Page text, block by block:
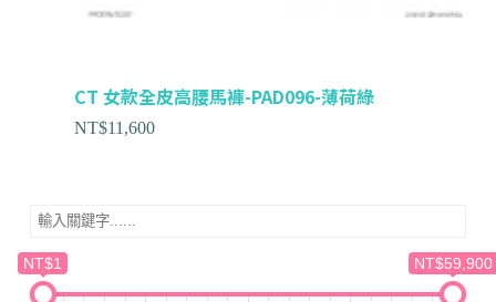
NT$1 NT$59,900
CT 女款全皮高腰馬褲-PAD096-薄荷綠
NT$11,600